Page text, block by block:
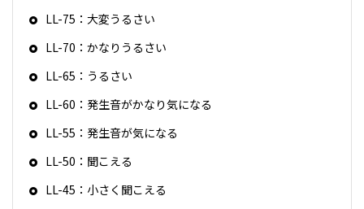
LL-75：大変うるさい
LL-70：かなりうるさい
LL-65：うるさい
LL-60：発生音がかなり気になる
LL-55：発生音が気になる
LL-50：聞こえる
LL-45：小さく聞こえる